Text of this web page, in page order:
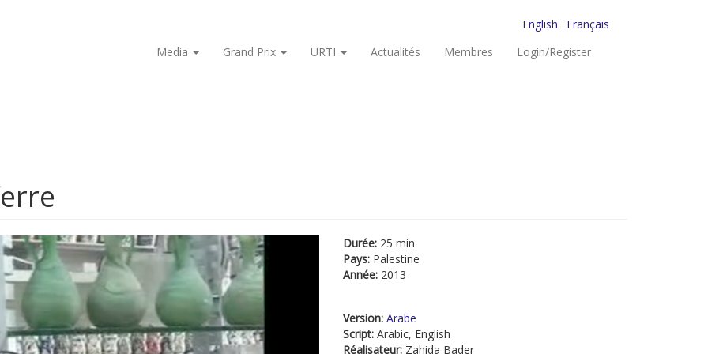
English
Français
Media
Grand Prix URTI Actualités Membres Login/Register
Durée: 25 min
Pays: Palestine
Année: 2013
Version: Arabe
Script: Arabic, English
Réalisateur: Zahida Bader